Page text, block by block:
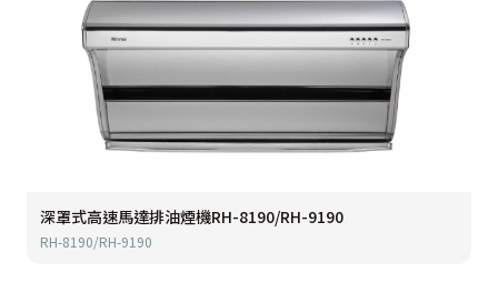
深罩式高速馬達排油煙機RH-8190/RH-9190
RH-8190/RH-9190